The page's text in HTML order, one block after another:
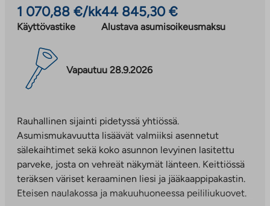
1 070,88 €/kk
Käyttövastike
44 845,30 €
Alustava asumisoikeusmaksu
Vapautuu 28.9.2026
Rauhallinen sijainti pidetyssä yhtiössä.
Asumismukavuutta lisäävät valmiiksi asennetut
sälekaihtimet sekä koko asunnon levyinen lasitettu
parveke, josta on vehreät näkymät länteen. Keittiössä
teräksen väriset keraaminen liesi ja jääkaappipakastin.
Eteisen naulakossa ja makuuhuoneessa peililiukuovet.